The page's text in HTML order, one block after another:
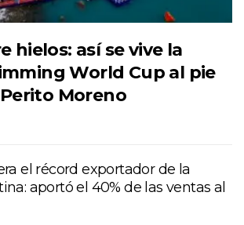
hielos: así se vive la
World Cup al pie
Moreno
el récord exportador de la
aportó el 40% de las ventas al